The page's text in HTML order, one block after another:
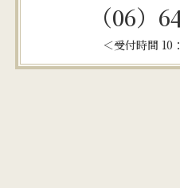
（06）
＜受付時間 10